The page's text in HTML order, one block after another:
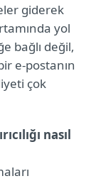
giderek
yol
bağlı değil,
e-postanın
çok
nasıl